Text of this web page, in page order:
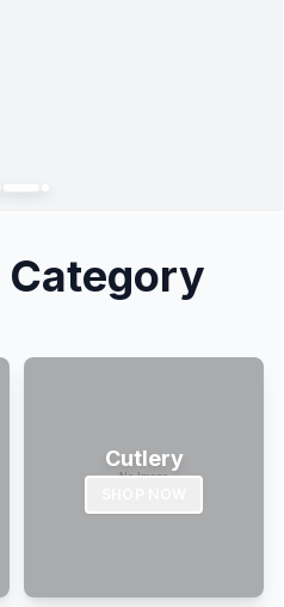
Category
Cutlery